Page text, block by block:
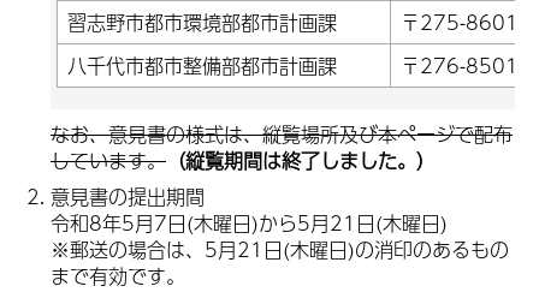
習志野市都市環境部都市計画課
〒275-8601
八千代市都市整備部都市計画課
〒276-8501
なお、意見書の様式は、縦覧場所及び本ページで配布
しています。 （縦覧期間は終了しました。）
意見書の提出期間
令和8年5月7日(木曜日)から5月21日(木曜日)
※郵送の場合は、5月21日(木曜日)の消印のあるもの
まで有効です。